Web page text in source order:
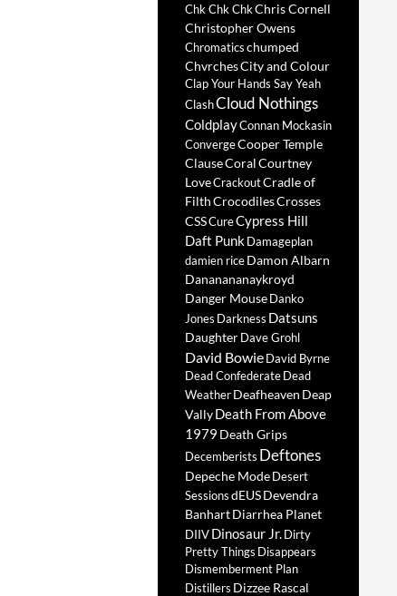
Chk Chk ChkChris Cornell
Christopher Owens
Chromaticschumped
ChvrchesCity and Colour
Clap Your Hands Say Yeah
ClashCloud Nothings
ColdplayConnan Mockasin
ConvergeCooper Temple
ClauseCoralCourtney
LoveCrackoutCradle of
FilthCrocodilesCrosses
CSSCureCypress Hill
Daft PunkDamageplan
damien riceDamon Albarn
Dananananaykroyd
Danger MouseDanko
Jones Darkness Datsuns
DaughterDave Grohl
David BowieDavid Byrne
Dead ConfederateDead
WeatherDeafheaven Deap
VallyDeath From Above
1979 Death Grips
Decemberists Deftones
Depeche ModeDesert
SessionsdEUSDevendra
BanhartDiarrhea Planet
DIIVDinosaur Jr.Dirty
Pretty Things Disappears
Dismemberment Plan
Distillers Dizzee Rascal